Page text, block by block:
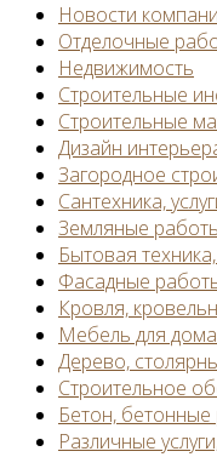
Новости
Отделочные
Недвижимость
Строительные
Строительные
Дизайн
Загородное
Сантехника,
Земляные
Бытовая
Фасадные
Кровля,
Мебель для
Дерево,
Строительное
Бетон,
Различные